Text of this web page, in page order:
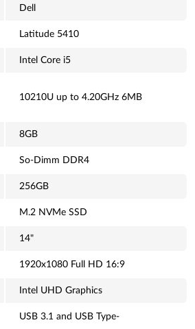
Dell
Latitude 5410
Intel Core i5
10210U up to 4.20GHz 6MB
8GB
So-Dimm DDR4
256GB
M.2 NVMe SSD
14"
1920x1080 Full HD 16:9
Intel UHD Graphics
USB 3.1 and USB Type-